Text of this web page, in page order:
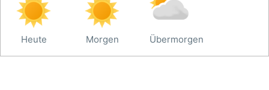
Heute Morgen Übermorgen